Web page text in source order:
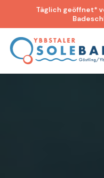
Täglich geöffnet*